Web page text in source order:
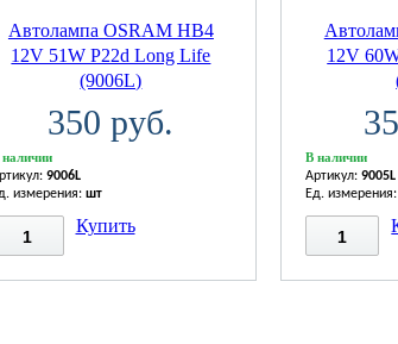
Автолампа OSRAM НВ4
12V 51W P22d Long Life
(9006L)
350 руб.
9006L
измерения: шт
Купить
12V
В наличии
Артикул:9005L
Ед.